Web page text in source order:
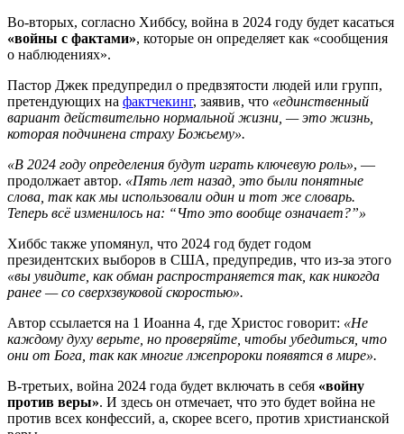
Во-вторых, согласно Хиббсу, война в 2024 году будет касаться
«войны с фактами», которые он определяет как «сообщения
о наблюдениях».
Пастор Джек предупредил о предвзятости людей или групп,
претендующих на фактчекинг, заявив, что «единственный
вариант действительно нормальной жизни, — это жизнь,
которая подчинена страху Божьему».
«В 2024 году определения будут играть ключевую роль», —
продолжает автор. «Пять лет назад, это были понятные
слова, так как мы использовали один и тот же словарь.
Теперь всё изменилось на: “Что это вообще означает?”»
Хиббс также упомянул, что 2024 год будет годом
президентских выборов в США, предупредив, что из-за этого
«вы увидите, как обман распространяется так, как никогда
ранее — со сверхзвуковой скоростью».
Автор ссылается на 1 Иоанна 4, где Христос говорит: «Не
каждому духу верьте, но проверяйте, чтобы убедиться, что
они от Бога, так как многие лжепророки появятся в мире».
В-третьих, война 2024 года будет включать в себя «войну
против веры». И здесь он отмечает, что это будет война не
против всех конфессий, а, скорее всего, против христианской